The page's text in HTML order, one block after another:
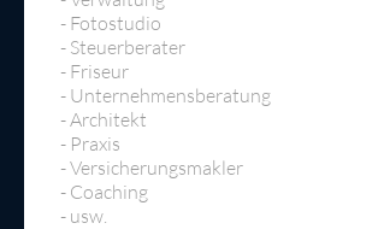
- Fotostudio
- Steuerberater
- Friseur
- Unternehmensberatung
- Architekt
- Praxis
- Versicherungsmakler
- Coaching
- usw.